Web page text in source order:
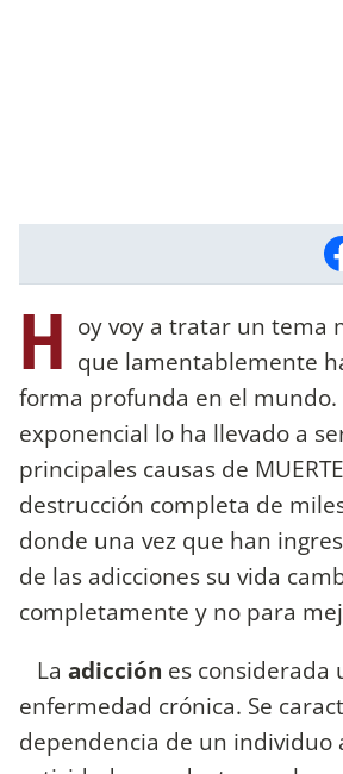
H oy voy a tratar un tema
que lamentablemente
forma profunda en el mundo.
exponencial lo ha llevado a
principales causas de
destrucción completa de
donde una vez que han
de las adicciones su vida
completamente y no para
La adicción es considerada
enfermedad crónica. Se
dependencia de un individuo